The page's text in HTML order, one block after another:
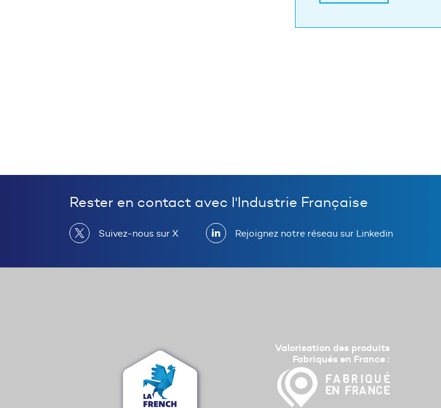
Rester en contact avec l'Industrie Française
Suivez-nous sur X Rejoignez notre réseau sur Linkedin
Valorisation des produits
Fabriqués en France :